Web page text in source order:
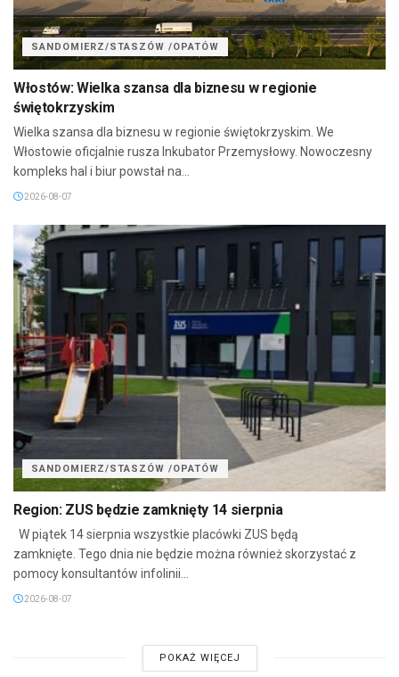
SANDOMIERZ/STASZÓW /OPATÓW
Włostów: Wielka szansa dla biznesu w regionie
świętokrzyskim
Wielka szansa dla biznesu w regionie świętokrzyskim. We
Włostowie oficjalnie rusza Inkubator Przemysłowy. Nowoczesny
kompleks hal i biur powstał na...
2026-08-07
SANDOMIERZ/STASZÓW /OPATÓW
Region: ZUS będzie zamknięty 14 sierpnia
W piątek 14 sierpnia wszystkie placówki ZUS będą
zamknięte. Tego dnia nie będzie można również skorzystać z
pomocy konsultantów infolinii...
2026-08-07
POKAŻ WIĘCEJ